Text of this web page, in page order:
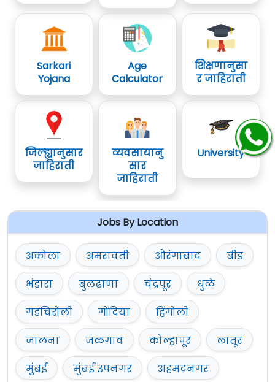
Sarkari
Yojana
Age
Calculator
शिक्षणानुसा
र जाहिराती
जिल्ह्यानुसार
जाहिराती
व्यवसायानु
सार
जाहिराती
University
Jobs By Location
अकोला अमरावती औरंगाबाद
बीड
भंडारा
बुलढाणा चंद्रपूर
धुळे
गडचिरोली
गोंदिया
हिंगोली
जालना
जळगाव कोल्हापूर
लातूर
मुंबई
मुंबई उपनगर
अहमदनगर